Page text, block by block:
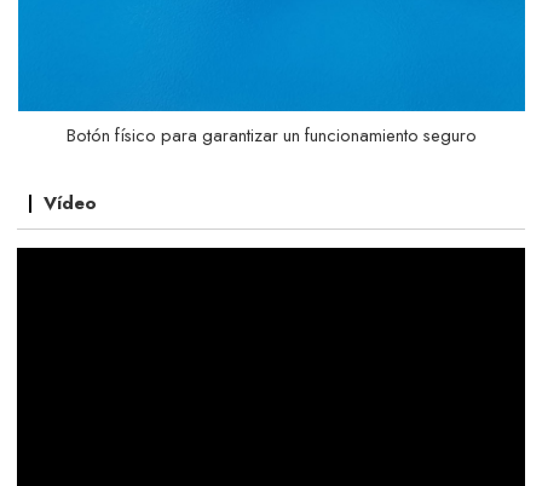
Botón físico para garantizar un funcionamiento seguro
Vídeo